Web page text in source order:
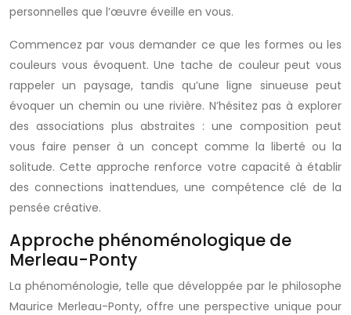
personnelles que l’œuvre éveille en vous.
Commencez par vous demander ce que les formes ou les
couleurs vous évoquent. Une tache de couleur peut vous
rappeler un paysage, tandis qu’une ligne sinueuse peut
évoquer un chemin ou une rivière. N’hésitez pas à explorer
des associations plus abstraites : une composition peut
vous faire penser à un concept comme la liberté ou la
solitude. Cette approche renforce votre capacité à établir
des connections inattendues, une compétence clé de la
pensée créative.
Approche phénoménologique de
Merleau-Ponty
La phénoménologie, telle que développée par le philosophe
Maurice Merleau-Ponty, offre une perspective unique pour